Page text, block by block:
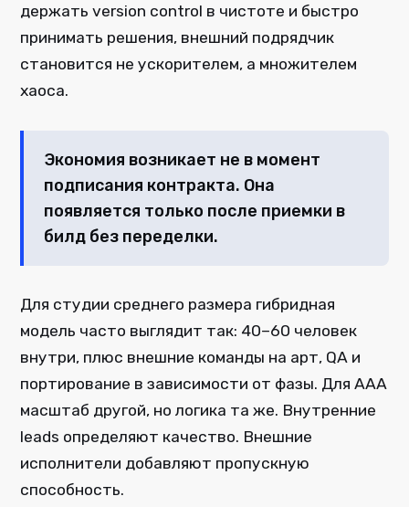
держать version control в чистоте и быстро
принимать решения, внешний подрядчик
становится не ускорителем, а множителем
хаоса.
Экономия возникает не в момент
подписания контракта. Она
появляется только после приемки в
билд без переделки.
Для студии среднего размера гибридная
модель часто выглядит так: 40–60 человек
внутри, плюс внешние команды на арт, QA и
портирование в зависимости от фазы. Для AAA
масштаб другой, но логика та же. Внутренние
leads определяют качество. Внешние
исполнители добавляют пропускную
способность.